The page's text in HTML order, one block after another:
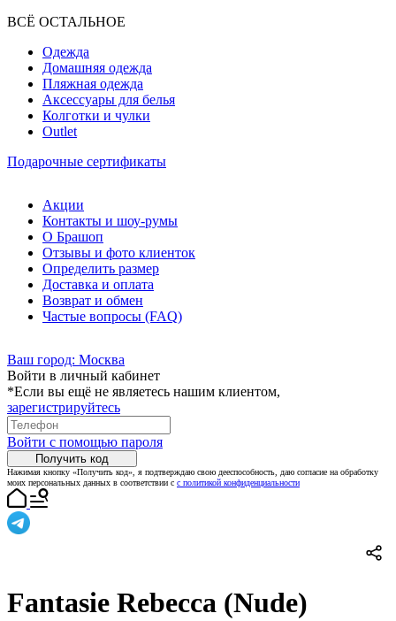
ВCЁ ОСТАЛЬНОЕ
Одежда
Домашняя одежда
Пляжная одежда
Аксессуары для белья
Колготки и чулки
Outlet
Подарочные сертификаты
Акции
Контакты и шоу-румы
О Брашоп
Отзывы и фото клиенток
Определить размер
Доставка и оплата
Возврат и обмен
Частые вопросы (FAQ)
Ваш город: Москва
Войти в личный кабинет
*Если вы ещё не являетесь нашим клиентом,
зарегистрируйтесь
Войти с помощью пароля
Получить код
Нажимая кнопку «Получить код», я подтверждаю свою дееспособность, даю согласие на обработку
моих персональных данных в соответствии с с политикой конфиденциальности
Fantasie Rebecca (Nude)